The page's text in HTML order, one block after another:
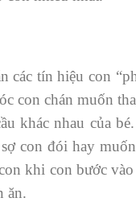
tín hiệu con
con chán muốn
khác nhau của
con đói hay
khi con bước
ăn.